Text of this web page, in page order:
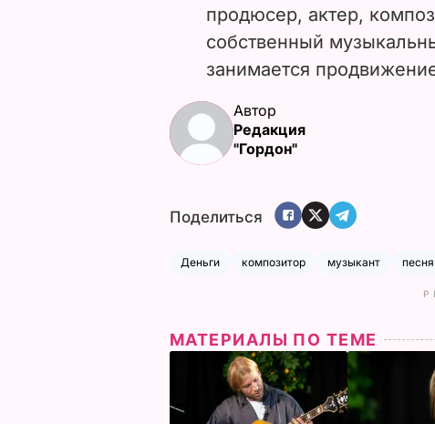
продюсер, актер,
собственный
занимается
Автор
Редакция
"Гордон"
Поделиться
Деньги композитор музыкант песня
МАТЕРИАЛЫ ПО ТЕМЕ